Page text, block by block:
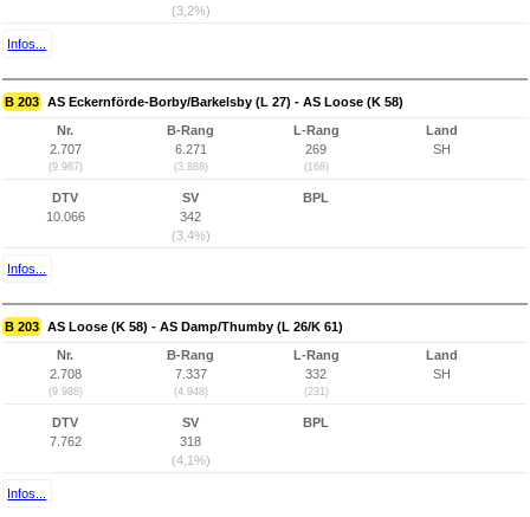
(3,2%)
Infos...
B 203 AS Eckernförde-Borby/Barkelsby (L 27) - AS Loose (K 58)
Nr.
2.707
(9.987)
B-Rang
6.271
(3.888)
L-Rang
269
(168)
Land
SH
DTV
10.066
SV
342
(3,4%)
BPL
Infos...
B 203 AS Loose (K 58) - AS Damp/Thumby (L 26/K 61)
Nr.
2.708
(9.988)
B-Rang
7.337
(4.948)
L-Rang
332
(231)
Land
SH
DTV
7.762
SV
318
(4,1%)
BPL
Infos...